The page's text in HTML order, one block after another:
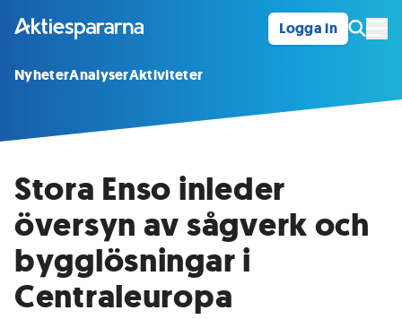
Logga in
NyheterAnalyserAktiviteter
Stora Enso inleder
översyn av sågverk och
bygglösningar i
Centraleuropa